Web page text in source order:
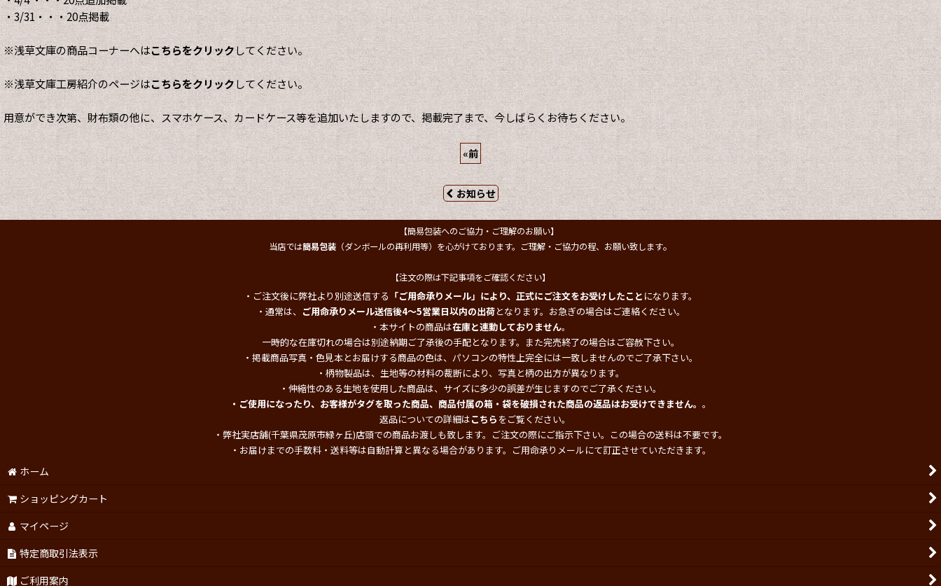
・3/31・・・20点掲載
※浅草文庫の商品コーナーへはこちらをクリックしてください。
※浅草文庫工房紹介のページはこちらをクリックしてください。
用意ができ次第、財布類の他に、スマホケース、カードケース等を追加いたしますので、掲載完了まで、今しばらくお待ちください。
«前
お知らせ
【簡易包装へのご協力・ご理解のお願い】
当店では簡易包装（ダンボールの再利用等）を心がけております。ご理解・ご協力の程、お願い致します。
【注文の際は下記事項をご確認ください】
・ご注文後に弊社より別途送信する 「ご用命承りメール」により、正式にご注文をお受けしたこと になります。
・通常は、 ご用命承りメール送信後4～5営業日以内の出荷となります。お急ぎの場合はご連絡ください。
・本サイトの商品は在庫と連動しておりません。
一時的な在庫切れの場合は別途納期ご了承後の手配となります。また完売終了の場合はご容赦下さい。
・掲載商品写真・色見本とお届けする商品の色は、パソコンの特性上完全には一致しませんのでご了承下さい。
・柄物製品は、生地等の材料の裁断により、写真と柄の出方が異なります。
・伸縮性のある生地を使用した商品は、サイズに多少の誤差が生じますのでご了承ください。
・ご使用になったり、お客様がタグを取った商品、商品付属の箱・袋を破損された商品の返品はお受けできません。 。
返品についての詳細はこちらをご覧ください。
・弊社実店舗(千葉県茂原市緑ヶ丘)店頭での商品お渡しも致します。ご注文の際にご指示下さい。この場合の送料は不要です。
・お届けまでの手数料・送料等は自動計算と異なる場合があります。ご用命承りメールにて訂正させていただきます。
ホーム
ショッピングカート
マイページ
特定商取引法表示
ご利用案内